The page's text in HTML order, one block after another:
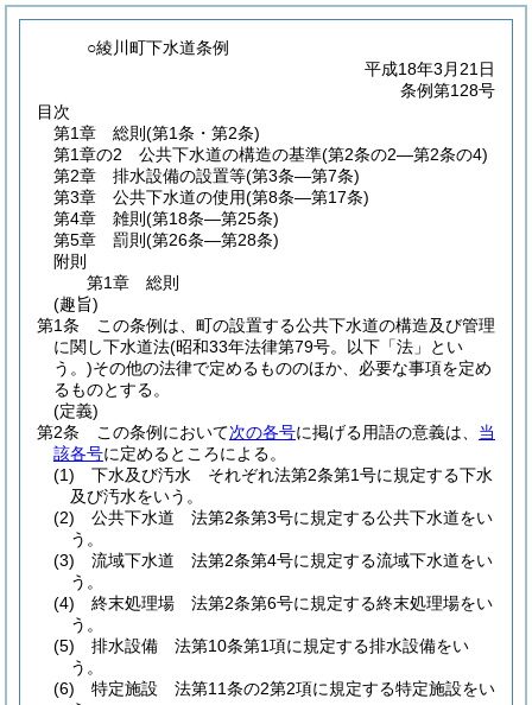
○綾川町下水道条例
平成18年3月21日
条例第128号
目次
第1章
総則 (第1条・第2条)
第1章の2
公共下水道の構造の基準(第2条の2―第2条の4)
第2章
排水設備の設置等(第3条―第7条)
第3章
公共下水道の使用(第8条―第17条)
第4章
雑則 (第18条―第25条)
第5章
罰則 (第26条―第28条)
附則
第1章
総則
(趣旨)
第1条
この条例は、町の設置する公共下水道の構造及び管理
に関し下水道法(昭和33年法律第79号。以下「法」とい
う。)その他の法律で定めるもののほか、必要な事項を定め
るものとする。
(定義)
第2条
この条例において次の各号に掲げる用語の意義は、 当
該各号に定めるところによる。
(1)
下水及び汚水 それぞれ法第2条第1号に規定する下水
及び汚水をいう。
(2)
公共下水道 法第2条第3号に規定する公共下水道をい
う。
(3)
流域下水道 法第2条第4号に規定する流域下水道をい
う。
(4)
終末処理場 法第2条第6号に規定する終末処理場をい
う。
(5)
排水設備 法第10条第1項に規定する排水設備をい
う。
(6)
特定施設 法第11条の2第2項に規定する特定施設をい